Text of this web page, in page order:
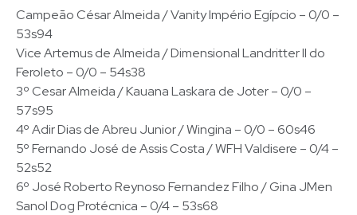
Campeão César Almeida / Vanity Império Egípcio – 0/0 –
53s94
Vice Artemus de Almeida / Dimensional Landritter II do
Feroleto – 0/0 – 54s38
3º Cesar Almeida / Kauana Laskara de Joter – 0/0 –
57s95
4º Adir Dias de Abreu Junior / Wingina – 0/0 – 60s46
5º Fernando José de Assis Costa / WFH Valdisere – 0/4 –
52s52
6º José Roberto Reynoso Fernandez Filho / Gina JMen
Sanol Dog Protécnica – 0/4 – 53s68